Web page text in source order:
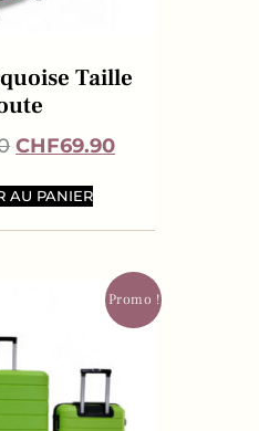
Taille
CHF69.90
AU PANIER
Promo !